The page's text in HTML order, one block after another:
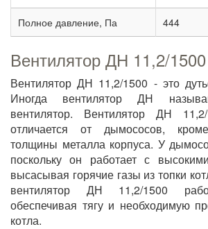
Полное давление, Па 444
Вентилятор ДН 11,2/1500
Вентилятор ДН 11,2/1500 - это
Иногда вентилятор ДН
вентилятор. Вентилятор ДН
отличается от дымососов,
толщины металла корпуса. У
поскольку он работает с
высасывая горячие газы из топки
вентилятор ДН 11,2/1500
обеспечивая тягу и необходимую
котла.